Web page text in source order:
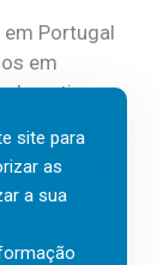
em Portugal
em
absentismo
site para
as
a sua